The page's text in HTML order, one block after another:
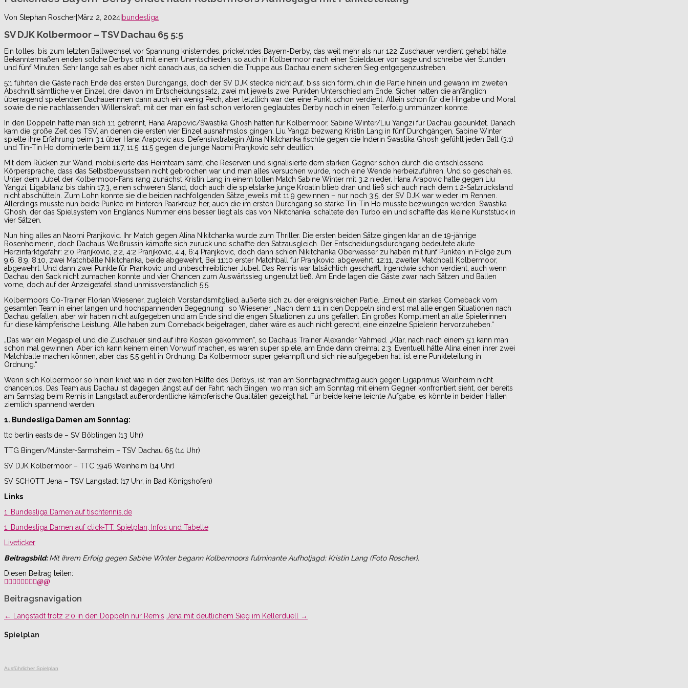
Von Stephan Roscher|März 2, 2024|bundesliga
SV DJK Kolbermoor – TSV Dachau 65 5:5
Ein tolles, bis zum letzten Ballwechsel vor Spannung knisterndes, prickelndes Bayern-Derby, das weit mehr als nur 122 Zuschauer verdient gehabt hätte.
Bekanntermaßen enden solche Derbys oft mit einem Unentschieden, so auch in Kolbermoor nach einer Spieldauer von sage und schreibe vier Stunden
und fünf Minuten. Sehr lange sah es aber nicht danach aus, da schien die Truppe aus Dachau einem sicheren Sieg entgegenzustreben.
5:1 führten die Gäste nach Ende des ersten Durchgangs, doch der SV DJK steckte nicht auf, biss sich förmlich in die Partie hinein und gewann im zweiten
Abschnitt sämtliche vier Einzel, drei davon im Entscheidungssatz, zwei mit jeweils zwei Punkten Unterschied am Ende. Sicher hatten die anfänglich
überragend spielenden Dachauerinnen dann auch ein wenig Pech, aber letztlich war der eine Punkt schon verdient. Allein schon für die Hingabe und Moral
sowie die nie nachlassenden Willenskraft, mit der man ein fast schon verloren geglaubtes Derby noch in einen Teilerfolg ummünzen konnte.
In den Doppeln hatte man sich 1:1 getrennt, Hana Arapovic/Swastika Ghosh hatten für Kolbermoor, Sabine Winter/Liu Yangzi für Dachau gepunktet. Danach
kam die große Zeit des TSV, an denen die ersten vier Einzel ausnahmslos gingen. Liu Yangzi bezwang Kristin Lang in fünf Durchgängen, Sabine Winter
spielte ihre Erfahrung beim 3:1 über Hana Arapovic aus, Defensivstrategin Alina Nikitchanka fischte gegen die Inderin Swastika Ghosh gefühlt jeden Ball (3:1)
und Tin-Tin Ho dominierte beim 11:7, 11:5, 11:5 gegen die junge Naomi Pranjkovic sehr deutlich.
Mit dem Rücken zur Wand, mobilisierte das Heimteam sämtliche Reserven und signalisierte dem starken Gegner schon durch die entschlossene
Körpersprache, dass das Selbstbewusstsein nicht gebrochen war und man alles versuchen würde, noch eine Wende herbeizuführen. Und so geschah es.
Unter dem Jubel der Kolbermoor-Fans rang zunächst Kristin Lang in einem tollen Match Sabine Winter mit 3:2 nieder. Hana Arapovic hatte gegen Liu
Yangzi, Ligabilanz bis dahin 17:3, einen schweren Stand, doch auch die spielstarke junge Kroatin blieb dran und ließ sich auch nach dem 1:2-Satzrückstand
nicht abschütteln. Zum Lohn konnte sie die beiden nachfolgenden Sätze jeweils mit 11:9 gewinnen – nur noch 3:5, der SV DJK war wieder im Rennen.
Allerdings musste nun beide Punkte im hinteren Paarkreuz her, auch die im ersten Durchgang so starke Tin-Tin Ho musste bezwungen werden. Swastika
Ghosh, der das Spielsystem von Englands Nummer eins besser liegt als das von Nikitchanka, schaltete den Turbo ein und schaffte das kleine Kunststück in
vier Sätzen.
Nun hing alles an Naomi Pranjkovic. Ihr Match gegen Alina Nikitchanka wurde zum Thriller. Die ersten beiden Sätze gingen klar an die 19-jährige
Rosenheimerin, doch Dachaus Weißrussin kämpfte sich zurück und schaffte den Satzausgleich. Der Entscheidungsdurchgang bedeutete akute
Herzinfarktgefahr: 2:0 Pranjkovic, 2:2, 4:2 Pranjkovic, 4:4, 6:4 Pranjkovic, doch dann schien Nikitchanka Oberwasser zu haben mit fünf Punkten in Folge zum
9:6. 8:9, 8:10, zwei Matchbälle Nikitchanka, beide abgewehrt, Bei 11:10 erster Matchball für Pranjkovic, abgewehrt. 12:11, zweiter Matchball Kolbermoor,
abgewehrt. Und dann zwei Punkte für Prankovic und unbeschreiblicher Jubel. Das Remis war tatsächlich geschafft. Irgendwie schon verdient, auch wenn
Dachau den Sack nicht zumachen konnte und vier Chancen zum Auswärtssieg ungenutzt ließ. Am Ende lagen die Gäste zwar nach Sätzen und Bällen
vorne, doch auf der Anzeigetafel stand unmissverständlich 5:5.
Kolbermoors Co-Trainer Florian Wiesener, zugleich Vorstandsmitglied, äußerte sich zu der ereignisreichen Partie. „Erneut ein starkes Comeback vom
gesamten Team in einer langen und hochspannenden Begegnung“, so Wiesener. „Nach dem 1:1 in den Doppeln sind erst mal alle engen Situationen nach
Dachau gefallen, aber wir haben nicht aufgegeben und am Ende sind die engen Situationen zu uns gefallen. Ein großes Kompliment an alle Spielerinnen
für diese kämpferische Leistung. Alle haben zum Comeback beigetragen, daher wäre es auch nicht gerecht, eine einzelne Spielerin hervorzuheben.“
„Das war ein Megaspiel und die Zuschauer sind auf ihre Kosten gekommen“, so Dachaus Trainer Alexander Yahmed. „Klar, nach nach einem 5:1 kann man
schon mal gewinnen. Aber ich kann keinem einen Vorwurf machen, es waren super spiele, am Ende dann dreimal 2:3. Eventuell hätte Alina einen ihrer zwei
Matchbälle machen können, aber das 5:5 geht in Ordnung. Da Kolbermoor super gekämpft und sich nie aufgegeben hat. ist eine Punkteteilung in
Ordnung.“
Wenn sich Kolbermoor so hinein kniet wie in der zweiten Hälfte des Derbys, ist man am Sonntagnachmittag auch gegen Ligaprimus Weinheim nicht
chancenlos. Das Team aus Dachau ist dagegen längst auf der Fahrt nach Bingen, wo man sich am Sonntag mit einem Gegner konfrontiert sieht, der bereits
am Samstag beim Remis in Langstadt außerordentliche kämpferische Qualitäten gezeigt hat. Für beide keine leichte Aufgabe, es könnte in beiden Hallen
ziemlich spannend werden.
1. Bundesliga Damen am Sonntag:
ttc berlin eastside – SV Böblingen (13 Uhr)
TTG Bingen/Münster-Sarmsheim – TSV Dachau 65 (14 Uhr)
SV DJK Kolbermoor – TTC 1946 Weinheim (14 Uhr)
SV SCHOTT Jena – TSV Langstadt (17 Uhr, in Bad Königshofen)
Links
1. Bundesliga Damen auf tischtennis.de
1. Bundesliga Damen auf click-TT: Spielplan, Infos und Tabelle
Liveticker
Beitragsbild:Mit ihrem Erfolg gegen Sabine Winter begann Kolbermoors fulminante Aufholjagd: Kristin Lang (Foto Roscher).
Diesen Beitrag teilen:
Beitragsnavigation
← Langstadt trotz 2:0 in den Doppeln nur Remis Jena mit deutlichem Sieg im Kellerduell →
Spielplan
Ausführlicher Spielplan